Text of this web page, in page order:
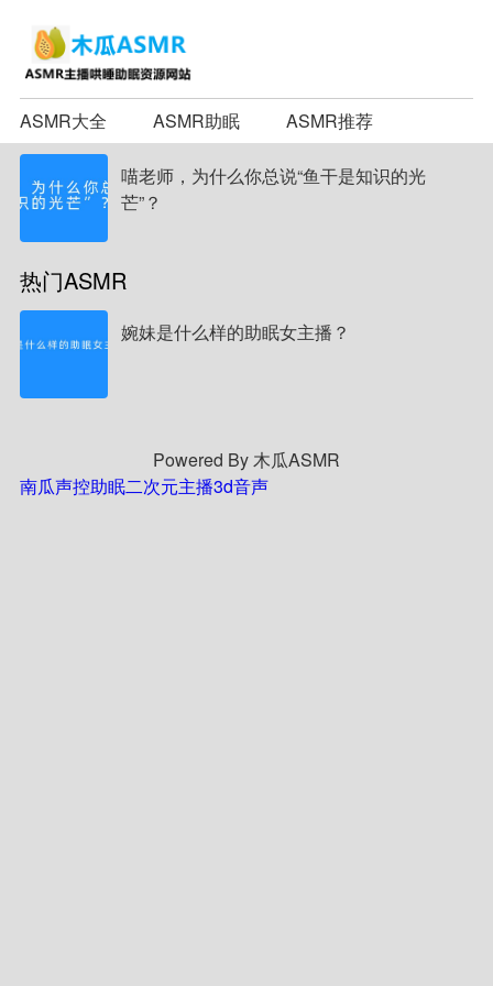
ASMR大全 ASMR助眠 ASMR推荐
喵老师，为什么你总说“鱼干是知识的光
芒”？
热门ASMR
婉妹是什么样的助眠女主播？
Powered By 木瓜ASMR
南瓜声控助眠二次元主播3d音声